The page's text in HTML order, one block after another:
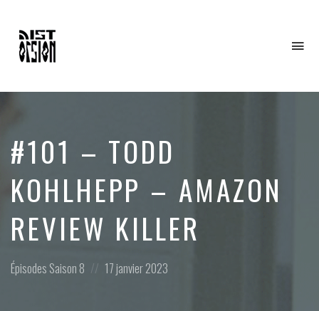
#101 – TODD
KOHLHEPP – AMAZON
REVIEW KILLER
Posted
Épisodes Saison 8
Posted
17 janvier 2023